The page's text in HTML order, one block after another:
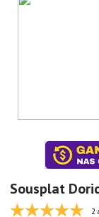
Sousplat
2
7º
Copo
Aparelho
Lixeira
10º Panela